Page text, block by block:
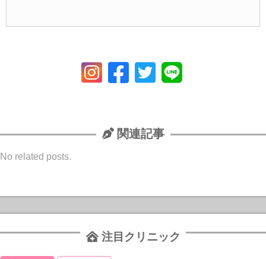
関連記事
No related posts.
注目クリニック